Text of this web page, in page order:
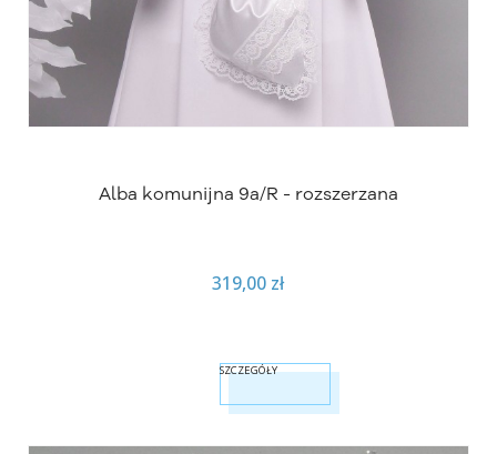
Alba komunijna 9a/R - rozszerzana
319,00 zł
SZCZEGÓŁY